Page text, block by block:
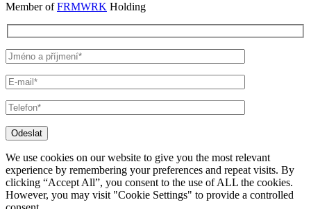
Member ofFRMWRK Holding
Odeslat
We use cookies on our website to give you the most relevant
experience by remembering your preferences and repeat visits. By
clicking “Accept All”, you consent to the use of ALL the cookies.
However, you may visit "Cookie Settings" to provide a controlled